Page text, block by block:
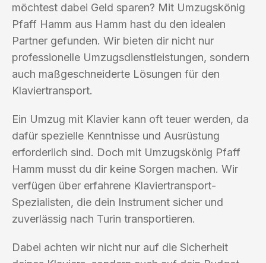
möchtest dabei Geld sparen? Mit Umzugskönig
Pfaff Hamm aus Hamm hast du den idealen
Partner gefunden. Wir bieten dir nicht nur
professionelle Umzugsdienstleistungen, sondern
auch maßgeschneiderte Lösungen für den
Klaviertransport.
Ein Umzug mit Klavier kann oft teuer werden, da
dafür spezielle Kenntnisse und Ausrüstung
erforderlich sind. Doch mit Umzugskönig Pfaff
Hamm musst du dir keine Sorgen machen. Wir
verfügen über erfahrene Klaviertransport-
Spezialisten, die dein Instrument sicher und
zuverlässig nach Turin transportieren.
Dabei achten wir nicht nur auf die Sicherheit